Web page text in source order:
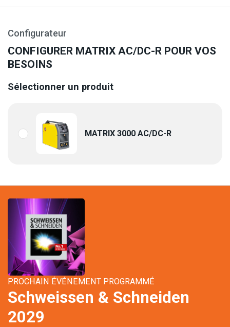
Configurateur
CONFIGURER MATRIX AC/DC-R POUR VOS
BESOINS
Sélectionner un produit
MATRIX 3000 AC/DC-R
PROCHAIN ÉVÉNEMENT PROGRAMMÉ
Schweissen & Schneiden
2029